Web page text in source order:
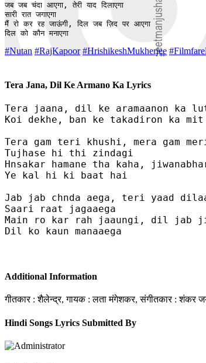
जब जब चंदा आएगा, तेरी याद दिलाएगा
सारी रात जगाएगा
मैं रो कर रह जाऊंगी, दिल जब ज़िद पर आएगा
दिल को कौन मनाएगा
#Nutan #RajKapoor #HrishikeshMukherjee
Tera Jana, Dil Ke Armano Ka Lyrics
Tera jaana, dil ke aramaanon ka
Koi dekhe, ban ke takadiron ka mit
Tera gam teri khushi, mera gam
Tujhase hi thi zindagi
Hnsakar hamane tha kaha,
Ye kal hi ki baat hai
Jab jab chnda aega, teri yaad
Saari raat jagaaega
Main ro kar rah jaaungi, dil jab
Dil ko kaun manaaega
Additional Information
गीतकार : शैलेन्द्र, गायक : लता मंगेशकर, संगीतकार : शंकर
Hindi Songs Lyrics Submitted By